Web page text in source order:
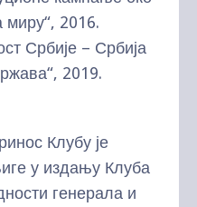
миру“, 2016.
Србије – Србија
2019.
Клубу је
у издању Клуба
генерала и